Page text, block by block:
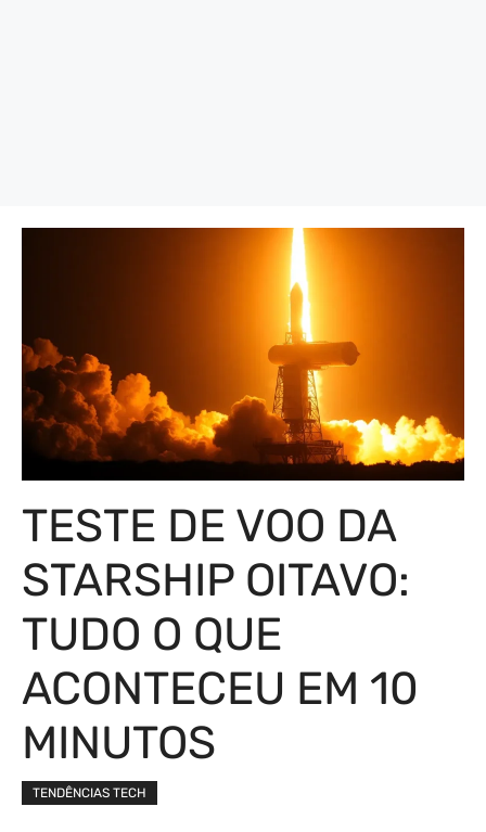
TESTE DE VOO DA
STARSHIP OITAVO:
TUDO O QUE
ACONTECEU EM 10
MINUTOS
TENDÊNCIAS TECH